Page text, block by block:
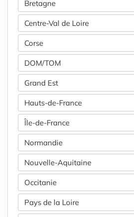
Bretagne
Centre-Val de Loire
Corse
DOM/TOM
Grand Est
Hauts-de-France
Île-de-France
Normandie
Nouvelle-Aquitaine
Occitanie
Pays de la Loire